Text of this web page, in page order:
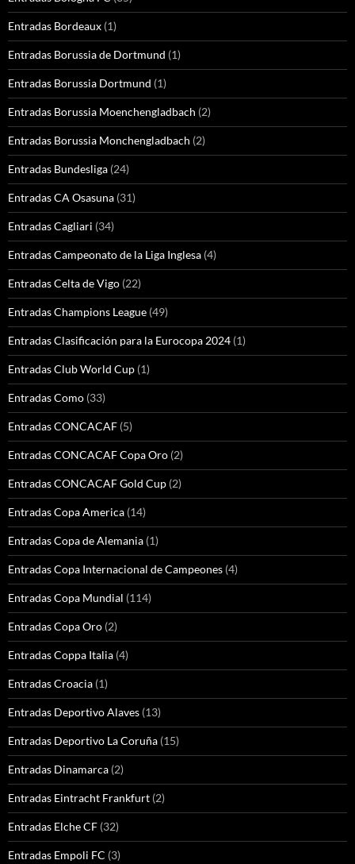
Entradas Bordeaux (1)
Entradas Borussia de Dortmund (1)
Entradas Borussia Dortmund (1)
Entradas Borussia Moenchengladbach (2)
Entradas Borussia Monchengladbach (2)
Entradas Bundesliga (24)
Entradas CA Osasuna (31)
Entradas Cagliari (34)
Entradas Campeonato de la Liga Inglesa (4)
Entradas Celta de Vigo (22)
Entradas Champions League (49)
Entradas Clasificación para la Eurocopa 2024 (1)
Entradas Club World Cup (1)
Entradas Como (33)
Entradas CONCACAF (5)
Entradas CONCACAF Copa Oro (2)
Entradas CONCACAF Gold Cup (2)
Entradas Copa America (14)
Entradas Copa de Alemania (1)
Entradas Copa Internacional de Campeones (4)
Entradas Copa Mundial (114)
Entradas Copa Oro (2)
Entradas Coppa Italia (4)
Entradas Croacia (1)
Entradas Deportivo Alaves (13)
Entradas Deportivo La Coruña (15)
Entradas Dinamarca (2)
Entradas Eintracht Frankfurt (2)
Entradas Elche CF (32)
Entradas Empoli FC (3)